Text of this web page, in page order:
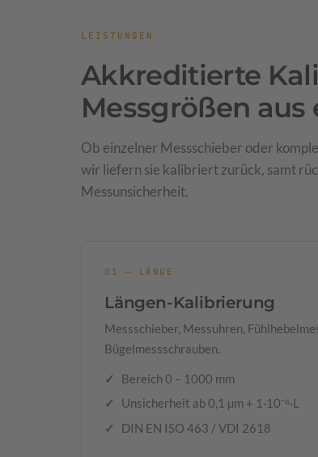
LEISTUNGEN
Akkreditierte
Messgrößen aus
Ob einzelner Messschieber oder
wir liefern sie kalibriert zurück, samt
Messunsicherheit.
01 — LÄNGE
Längen-Kalibrierung
Messschieber, Messuhren,
Bügelmessschrauben.
Bereich 0 – 1000 mm
Unsicherheit ab 0,1 µm + 1·10⁻⁶·L
DIN EN ISO 463 / VDI 2618